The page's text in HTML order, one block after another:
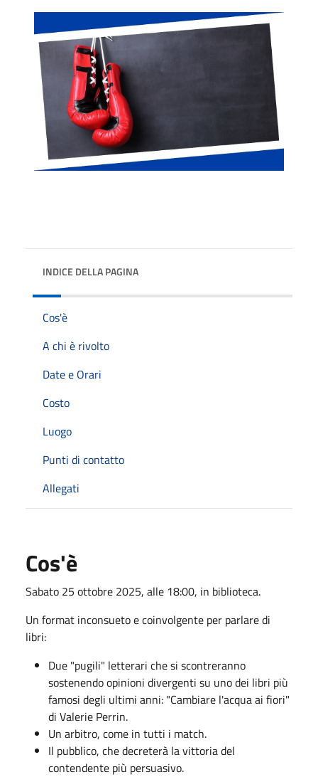
INDICE DELLA PAGINA
Cos'è
A chi è rivolto
Date e Orari
Costo
Luogo
Punti di contatto
Allegati
Cos'è
Sabato 25 ottobre 2025, alle 18:00, in biblioteca.
Un format inconsueto e coinvolgente per parlare di
libri:
Due "pugili" letterari che si scontreranno
sostenendo opinioni divergenti su uno dei libri più
famosi degli ultimi anni: "Cambiare l'acqua ai fiori"
di Valerie Perrin.
Un arbitro, come in tutti i match.
Il pubblico, che decreterà la vittoria del
contendente più persuasivo.